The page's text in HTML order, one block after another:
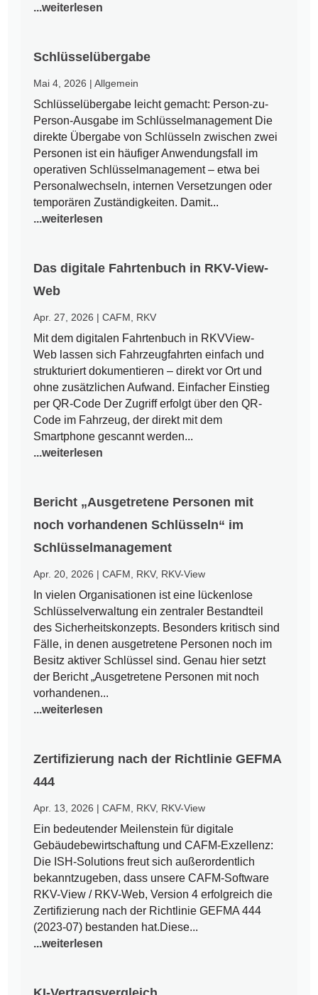
...weiterlesen
Schlüsselübergabe
Mai 4, 2026 |Allgemein
Schlüsselübergabe leicht gemacht: Person-zu-
Person-Ausgabe im Schlüsselmanagement Die
direkte Übergabe von Schlüsseln zwischen zwei
Personen ist ein häufiger Anwendungsfall im
operativen Schlüsselmanagement – etwa bei
Personalwechseln, internen Versetzungen oder
temporären Zuständigkeiten. Damit...
...weiterlesen
Das digitale Fahrtenbuch in RKV-View-
Web
Apr. 27, 2026 |CAFM RKV
Mit dem digitalen Fahrtenbuch in RKVView-
Web lassen sich Fahrzeugfahrten einfach und
strukturiert dokumentieren – direkt vor Ort und
ohne zusätzlichen Aufwand. Einfacher Einstieg
per QR-Code Der Zugriff erfolgt über den QR-
Code im Fahrzeug, der direkt mit dem
Smartphone gescannt werden...
...weiterlesen
Bericht „Ausgetretene Personen mit
noch vorhandenen Schlüsseln“ im
Schlüsselmanagement
Apr. 20, 2026 |CAFM RKV, RKV-View
In vielen Organisationen ist eine lückenlose
Schlüsselverwaltung ein zentraler Bestandteil
des Sicherheitskonzepts. Besonders kritisch sind
Fälle, in denen ausgetretene Personen noch im
Besitz aktiver Schlüssel sind. Genau hier setzt
der Bericht „Ausgetretene Personen mit noch
vorhandenen...
...weiterlesen
Zertifizierung nach der Richtlinie GEFMA
444
Apr. 13, 2026 |CAFM RKV, RKV-View
Ein bedeutender Meilenstein für digitale
Gebäudebewirtschaftung und CAFM-Exzellenz:
Die ISH-Solutions freut sich außerordentlich
bekanntzugeben, dass unsere CAFM-Software
RKV-View / RKV-Web, Version 4 erfolgreich die
Zertifizierung nach der Richtlinie GEFMA 444
(2023-07) bestanden hat.Diese...
...weiterlesen